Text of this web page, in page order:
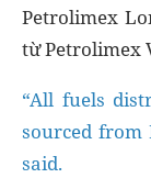
Petrolimex
từ Petrolimex
“All fuels
sourced from
said.